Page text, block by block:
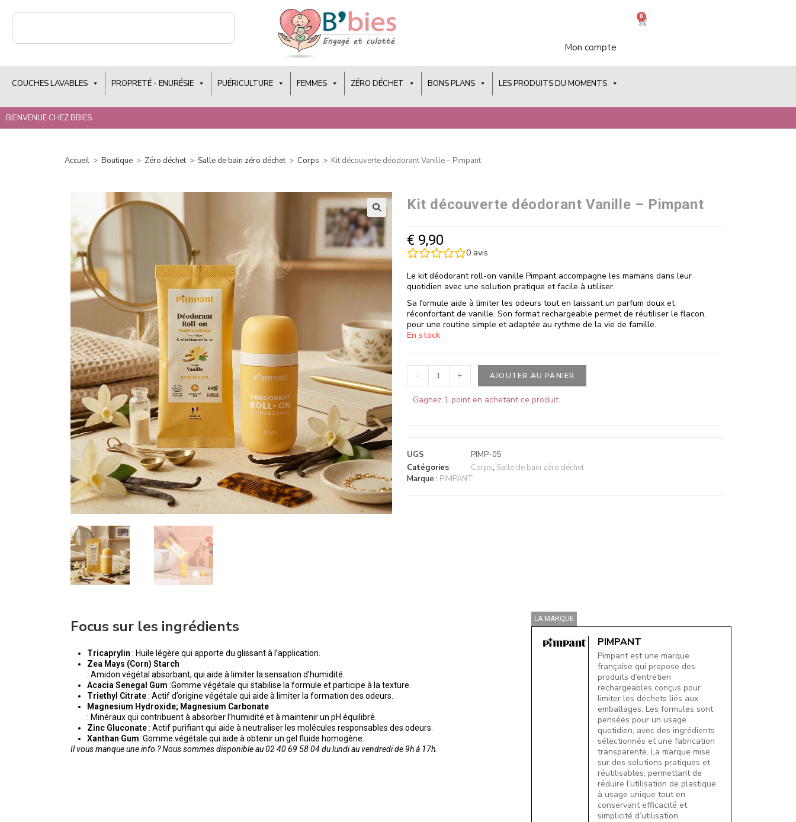
Mon compte
0
COUCHES LAVABLES PROPRETÉ - ENURÉSIE PUÉRICULTURE FEMMES ZÉRO DÉCHET BONS PLANS LES PRODUITS DU MOMENTS
BIENVENUE CHEZ BBIES.
Accueil > Boutique > Zéro déchet > Salle de bain zéro déchet > Corps > Kit découverte déodorant Vanille – Pimpant
Kit découverte déodorant Vanille – Pimpant
€ 9,90
0avis
Le kit déodorant roll-on vanille Pimpant accompagne les mamans dans leur
quotidien avec une solution pratique et facile à utiliser.
Sa formule aide à limiter les odeurs tout en laissant un parfum doux et
réconfortant de vanille. Son format rechargeable permet de réutiliser le flacon,
pour une routine simple et adaptée au rythme de la vie de famille.
En stock
- + AJOUTER AU PANIER
Gagnez 1 point en achetant ce produit.
UGS
PIMP-05
Catégories
Corps, Salle de bain zéro déchet
Marque : PIMPANT
Focus sur les ingrédients
Tricaprylin : Huile légère qui apporte du glissant à l’application.
Zea Mays (Corn) Starch
: Amidon végétal absorbant, qui aide à limiter la sensation d’humidité.
Acacia Senegal Gum :Gomme végétale qui stabilise la formule et participe à la texture.
Triethyl Citrate: Actif d’origine végétale qui aide à limiter la formation des odeurs.
Magnesium Hydroxide; Magnesium Carbonate
: Minéraux qui contribuent à absorber l’humidité et à maintenir un pH équilibré.
Zinc Gluconate: Actif purifiant qui aide à neutraliser les molécules responsables des odeurs.
Xanthan Gum:Gomme végétale qui aide à obtenir un gel fluide homogène.
Il vous manque une info ? Nous sommes disponible au 02 40 69 58 04 du lundi au vendredi de 9h à 17h.
LA MARQUE
PIMPANT
Pimpant est une marque
française qui propose des
produits d’entretien
rechargeables conçus pour
limiter les déchets liés aux
emballages. Les formules sont
pensées pour un usage
quotidien, avec des ingrédients
sélectionnés et une fabrication
transparente. La marque mise
sur des solutions pratiques et
réutilisables, permettant de
réduire l’utilisation de plastique
à usage unique tout en
conservant efficacité et
simplicité d’utilisation.